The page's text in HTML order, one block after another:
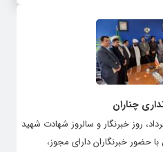
چناران
کلام تازه، همزمان با ۱۷ مرداد، روز خبرنگار و سالروز شهادت شهید
حضور خبرنگاران دارای مجوز،